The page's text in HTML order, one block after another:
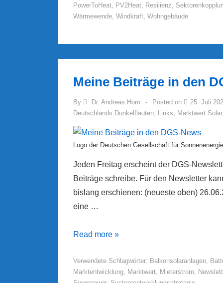
–PowerToHeat, PV2Heat, Resilienz,
Wärmewende, Windkraft, Wohngebäude
Meine Beiträge in den
By Dr. Andreas Horn Posted on 25. Juli
Deutschlands Dunkelflauten, Links, Marktwert Solar,
Logo der Deutschen Gesellschaft für
Jeden Freitag erscheint der DGS-
Beiträge schreibe. Für den Newsletter
bislang erschienen: (neueste oben)
eine …
Meine
in
den
Read more »
Verwendete Schlagwörter: Balkonsolaranlagen,
Marktentwicklung, Marktwert, Mieterstrom,